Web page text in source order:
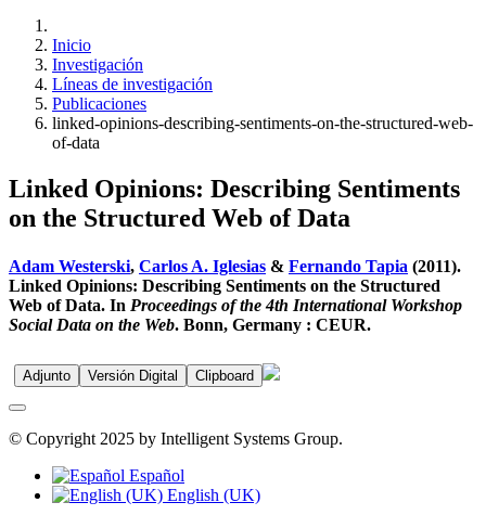
Inicio
Investigación
Líneas de investigación
Publicaciones
linked-opinions-describing-sentiments-on-the-structured-web-
of-data
Linked Opinions: Describing Sentiments
on the Structured Web of Data
Adam Westerski, Carlos A. Iglesias & Fernando Tapia (2011).
Linked Opinions: Describing Sentiments on the Structured
Web of Data. In Proceedings of the 4th International Workshop
Social Data on the Web. Bonn, Germany : CEUR.
Adjunto Versión Digital Clipboard
© Copyright 2025 by Intelligent Systems Group.
Español
English (UK)